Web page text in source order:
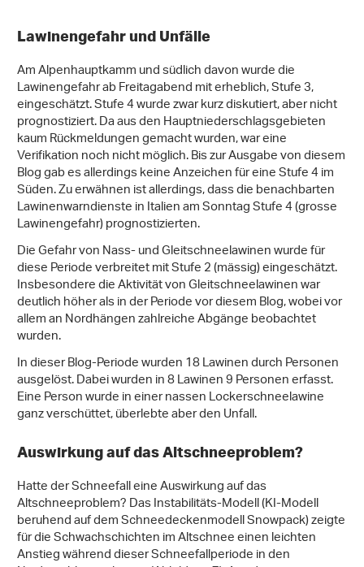
Lawinengefahr und Unfälle
Am Alpenhauptkamm und südlich davon wurde die
Lawinengefahr ab Freitagabend mit erheblich, Stufe 3,
eingeschätzt. Stufe 4 wurde zwar kurz diskutiert, aber nicht
prognostiziert. Da aus den Hauptniederschlagsgebieten
kaum Rückmeldungen gemacht wurden, war eine
Verifikation noch nicht möglich. Bis zur Ausgabe von diesem
Blog gab es allerdings keine Anzeichen für eine Stufe 4 im
Süden. Zu erwähnen ist allerdings, dass die benachbarten
Lawinenwarndienste in Italien am Sonntag Stufe 4 (grosse
Lawinengefahr) prognostizierten.
Die Gefahr von Nass- und Gleitschneelawinen wurde für
diese Periode verbreitet mit Stufe 2 (mässig) eingeschätzt.
Insbesondere die Aktivität von Gleitschneelawinen war
deutlich höher als in der Periode vor diesem Blog, wobei vor
allem an Nordhängen zahlreiche Abgänge beobachtet
wurden.
In dieser Blog-Periode wurden 18 Lawinen durch Personen
ausgelöst. Dabei wurden in 8 Lawinen 9 Personen erfasst.
Eine Person wurde in einer nassen Lockerschneelawine
ganz verschüttet, überlebte aber den Unfall.
Auswirkung auf das Altschneeproblem?
Hatte der Schneefall eine Auswirkung auf das
Altschneeproblem? Das Instabilitäts-Modell (KI-Modell
beruhend auf dem Schneedeckenmodell Snowpack) zeigte
für die Schwachschichten im Altschnee einen leichten
Anstieg während dieser Schneefallperiode in den